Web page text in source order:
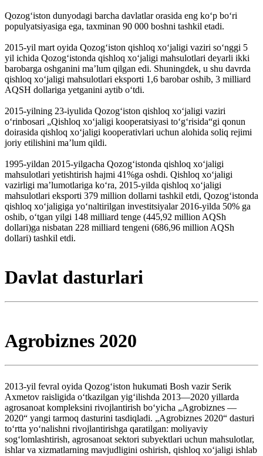
Qozogʻiston dunyodagi barcha davlatlar orasida eng koʻp boʻri
populyatsiyasiga ega, taxminan 90 000 boshni tashkil etadi.
2015-yil mart oyida Qozogʻiston qishloq xoʻjaligi vaziri soʻnggi 5
yil ichida Qozogʻistonda qishloq xoʻjaligi mahsulotlari deyarli ikki
barobarga oshganini maʼlum qilgan edi. Shuningdek, u shu davrda
qishloq xoʻjaligi mahsulotlari eksporti 1,6 barobar oshib, 3 milliard
AQSH dollariga yetganini aytib oʻtdi.
2015-yilning 23-iyulida Qozogʻiston qishloq xoʻjaligi vaziri
oʻrinbosari „Qishloq xoʻjaligi kooperatsiyasi toʻgʻrisida“gi qonun
doirasida qishloq xoʻjaligi kooperativlari uchun alohida soliq rejimi
joriy etilishini maʼlum qildi.
1995-yildan 2015-yilgacha Qozogʻistonda qishloq xoʻjaligi
mahsulotlari yetishtirish hajmi 41%ga oshdi. Qishloq xoʻjaligi
vazirligi maʼlumotlariga koʻra, 2015-yilda qishloq xoʻjaligi
mahsulotlari eksporti 379 million dollarni tashkil etdi, Qozogʻistonda
qishloq xoʻjaligiga yoʻnaltirilgan investitsiyalar 2016-yilda 50% ga
oshib, oʻtgan yilgi 148 milliard tenge (445,92 million AQSh
dollari)ga nisbatan 228 milliard tengeni (686,96 million AQSh
dollari) tashkil etdi.
Davlat dasturlari
Agrobiznes 2020
2013-yil fevral oyida Qozogʻiston hukumati Bosh vazir Serik
Axmetov raisligida oʻtkazilgan yigʻilishda 2013—2020 yillarda
agrosanoat kompleksini rivojlantirish boʻyicha „Agrobiznes —
2020“ yangi tarmoq dasturini tasdiqladi. „Agrobiznes 2020“ dasturi
toʻrtta yoʻnalishni rivojlantirishga qaratilgan: moliyaviy
sogʻlomlashtirish, agrosanoat sektori subyektlari uchun mahsulotlar,
ishlar va xizmatlarning mavjudligini oshirish, qishloq xoʻjaligi ishlab